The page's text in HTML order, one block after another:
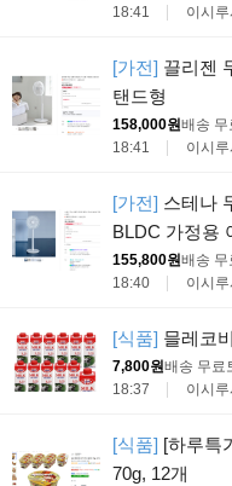
18:41
이시
[가전] 끌리젠
탠드형
158,000원배송 무
18:41
이시
[가전] 스테나
BLDC 가정용
155,800원배송 무
18:40
이시
[식품] 믈레코
7,800원배송 무료
18:37
이시
[식품] [하루특
70g, 12개